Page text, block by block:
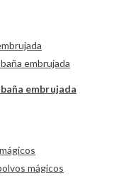
embrujada